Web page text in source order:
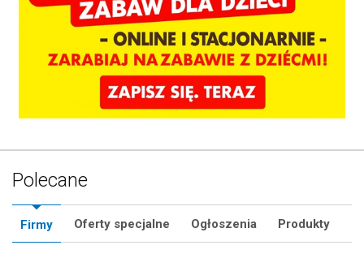
Polecane
Firmy Oferty specjalne Ogłoszenia Produkty